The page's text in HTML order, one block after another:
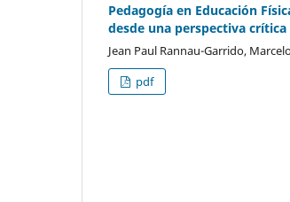
Pedagogía en Educación
desde una perspectiva crítica
Jean Paul Rannau-Garrido,
pdf